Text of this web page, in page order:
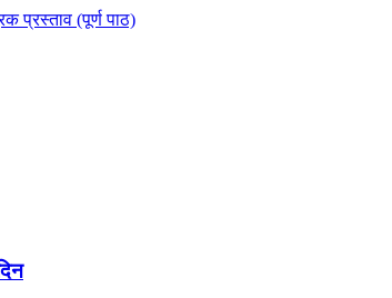
प्रस्ताव (पूर्ण पाठ)